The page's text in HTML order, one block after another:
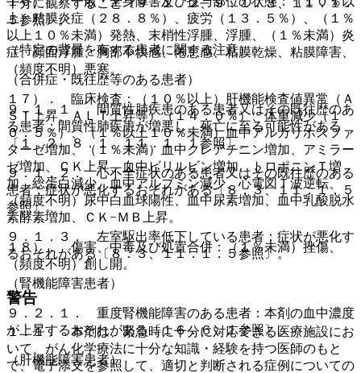
十分に観察すること〔９．１．２、９．１．３、１１．１．
５参照〕。
（特定の背景を有する患者に関する注意）
（合併症・既往歴等のある患者）
９．１．１． 間質性肺疾患のある患者又はその既往歴のあ
る患者：間質性肺疾患が増悪し、死亡に至る可能性がある
〔１．２、８．１、１１．１．１参照〕。
９．１．２． 心不全症状のある患者又はその既往歴のある
患者：症状が悪化するおそれがある〔８．３、１１．１．５
参照〕。
９．１．３． 左室駆出率低下している患者：症状が悪化す
るおそれがある〔８．３、１１．１．５参照〕。
（腎機能障害患者）
９．２．１． 重度腎機能障害のある患者：本剤の血中濃度
が上昇するおそれがある〔１６．６．１参照〕。
（肝機能障害患者）
上）粘膜炎症（２８．８％）、疲労（１３．５％）、（１％
以上１０％未満）発熱、末梢性浮腫、浮腫、（１％未満）炎
症、顔面浮腫、胸部不快感、倦怠感、粘膜乾燥、粘膜障害、
（頻度不明）悪寒。
１７）． 臨床検査：（１０％以上）肝機能検査値異常（Ａ
ＳＴ上昇、ＡＬＴ上昇等）（１４．０％）、体重減少（１
０．５％）、（１％以上１０％未満）血中アルカリホスファ
ターゼ増加、（１％未満）血中クレアチニン増加、アミラー
ゼ増加、ＣＫ上昇、血中ビリルビン増加、トロポニンＴ増
加、総蛋白減少、血中アルブミン減少、心電図Ｔ波逆転、
（頻度不明）尿中白血球陽性、血中尿素増加、血中乳酸脱水
素酵素増加、ＣＫ−ＭＢ上昇。
１８）． 傷害、中毒及び処置合併：（１％未満）挫傷、
（頻度不明）創し開。
警告
１．１． 本剤は、緊急時に十分に対応できる医療施設にお
いて、がん化学療法に十分な知識・経験を持つ医師のもと
で、電子添文を参照して、適切と判断される症例についての